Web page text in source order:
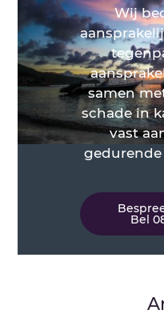
Wij
samen
schade in
vast
Bel